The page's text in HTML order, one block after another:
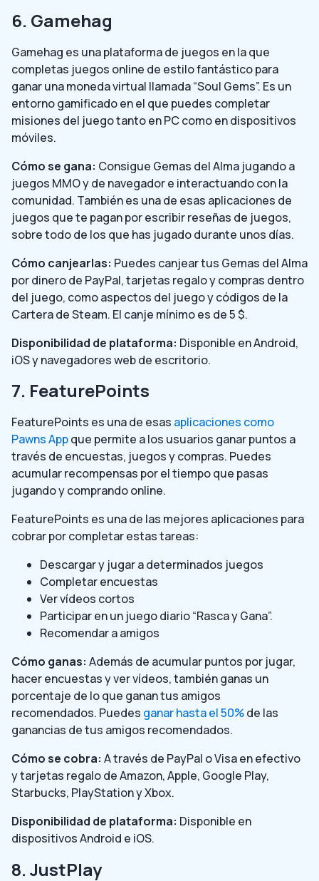
6. Gamehag
Gamehag es una plataforma de juegos en la que
completas juegos online de estilo fantástico para
ganar una moneda virtual llamada “Soul Gems”. Es un
entorno gamificado en el que puedes completar
misiones del juego tanto en PC como en dispositivos
móviles.
Cómo se gana: Consigue Gemas del Alma jugando a
juegos MMO y de navegador e interactuando con la
comunidad. También es una de esas aplicaciones de
juegos que te pagan por escribir reseñas de juegos,
sobre todo de los que has jugado durante unos días.
Cómo canjearlas: Puedes canjear tus Gemas del Alma
por dinero de PayPal, tarjetas regalo y compras dentro
del juego, como aspectos del juego y códigos de la
Cartera de Steam. El canje mínimo es de 5 $.
Disponibilidad de plataforma: Disponible en Android,
iOS y navegadores web de escritorio.
7. FeaturePoints
FeaturePoints es una de esas aplicaciones como
Pawns Appque permite a los usuarios ganar puntos a
través de encuestas, juegos y compras. Puedes
acumular recompensas por el tiempo que pasas
jugando y comprando online.
FeaturePoints es una de las mejores aplicaciones para
cobrar por completar estas tareas:
Descargar y jugar a determinados juegos
Completar encuestas
Ver vídeos cortos
Participar en un juego diario “Rasca y Gana”.
Recomendar a amigos
Cómo ganas: Además de acumular puntos por jugar,
hacer encuestas y ver vídeos, también ganas un
porcentaje de lo que ganan tus amigos
recomendados. Puedes ganar hasta el 50%de las
ganancias de tus amigos recomendados.
Cómo se cobra: A través de PayPal o Visa en efectivo
y tarjetas regalo de Amazon, Apple, Google Play,
Starbucks, PlayStation y Xbox.
Disponibilidad de plataforma: Disponible en
dispositivos Android e iOS.
8. JustPlay